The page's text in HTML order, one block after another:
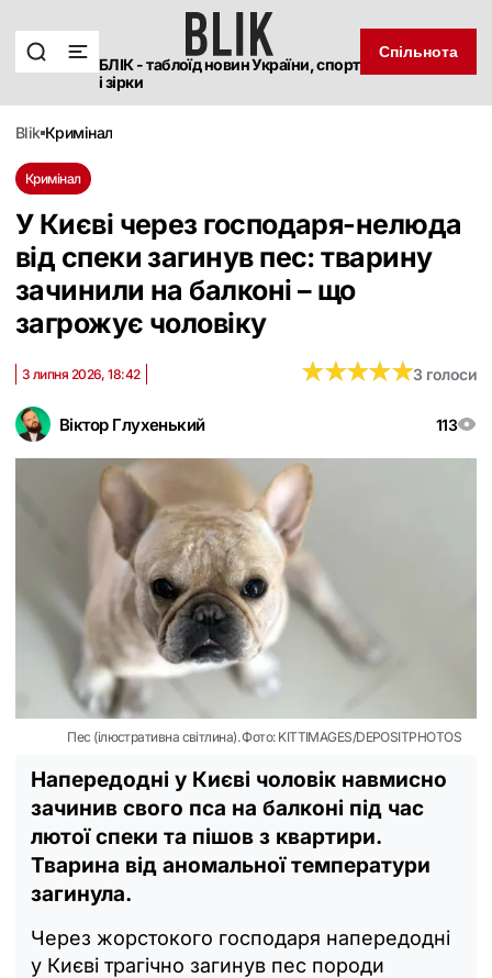
БЛІК - таблоїд новин України, спорт
і зірки
Спільнота
blik кримінал
Кримінал
У Києві через господаря-нелюда
від спеки загинув пес: тварину
зачинили на балконі – що
загрожує чоловіку
Віктор Глухенький 113
3 липня 2026, 18:42 ★★★★★
★★★★★3 голоси
Пес (ілюстративна світлина). Фото: KITTIMAGES/DEPOSITPHOTOS
Напередодні у Києві чоловік навмисно
зачинив свого пса на балконі під час
лютої спеки та пішов з квартири.
Тварина від аномальної температури
загинула.
Через жорстокого господаря напередодні
у Києві трагічно загинув пес породи